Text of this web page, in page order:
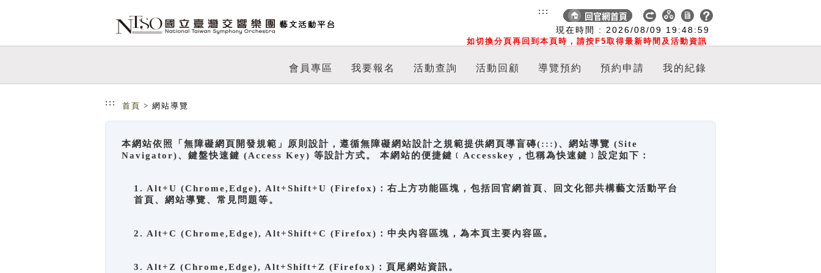
現在時間 : 2026/08/09 19:48:59
如切換分頁再回到本頁時，請按F5取得最新時間及活動資訊
:::
會員專區 我要報名 活動查詢 活動回顧 導覽預約 預約申請 我的紀錄
::: 首頁 > 網站導覽
本網站依照「無障礙網頁開發規範」原則設計，遵循無障礙網站設計之規範提供網頁導盲磚(:::)、網站導覽 (Site
Navigator)、鍵盤快速鍵 (Access Key) 等設計方式。 本網站的便捷鍵﹝Accesskey，也稱為快速鍵﹞設定如下：
1. Alt+U (Chrome,Edge), Alt+Shift+U (Firefox)：右上方功能區塊，包括回官網首頁、回文化部共構藝文活動平台
首頁、網站導覽、常見問題等。
2. Alt+C (Chrome,Edge), Alt+Shift+C (Firefox)：中央內容區塊，為本頁主要內容區。
3. Alt+Z (Chrome,Edge), Alt+Shift+Z (Firefox)：頁尾網站資訊。